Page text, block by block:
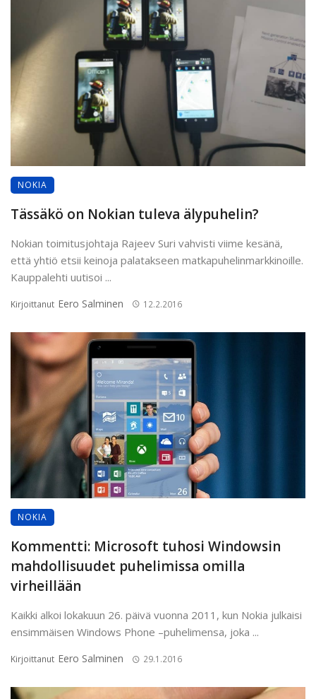
NOKIA
Tässäkö on Nokian tuleva älypuhelin?
Nokian toimitusjohtaja Rajeev Suri vahvisti viime kesänä,
että yhtiö etsii keinoja palatakseen matkapuhelinmarkkinoille.
Kauppalehti uutisoi ...
Kirjoittanut Eero Salminen 12.2.2016
NOKIA
Kommentti: Microsoft tuhosi Windowsin
mahdollisuudet puhelimissa omilla
virheillään
Kaikki alkoi lokakuun 26. päivä vuonna 2011, kun Nokia julkaisi
ensimmäisen Windows Phone –puhelimensa, joka ...
Kirjoittanut Eero Salminen 29.1.2016